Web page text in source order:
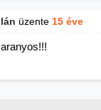
üzente 15 éve